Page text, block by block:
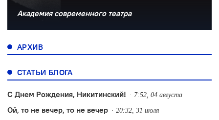
Академия современного театра
АРХИВ
СТАТЬИ БЛОГА
С Днем Рождения, Никитинский! 7:52, 04 августа
Ой, то не вечер, то не вечер 20:32, 31 июля